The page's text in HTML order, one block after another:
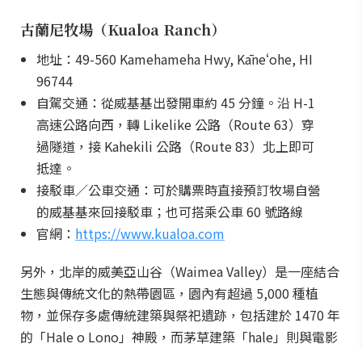
古蘭尼牧場（Kualoa Ranch）
地址：49-560 Kamehameha Hwy, Kāneʻohe, HI
96744
自駕交通：從威基基出發開車約 45 分鐘。沿 H-1
高速公路向西，轉 Likelike 公路（Route 63）穿
過隧道，接 Kahekili 公路（Route 83）北上即可
抵達。
接駁車／公車交通：可於購票時直接預訂牧場自營
的威基基來回接駁車；也可搭乘公車 60 號路線
官網： https://www.kualoa.com
另外，北岸的威美亞山谷（Waimea Valley）是一座結合
生態與傳統文化的熱帶園區，園內有超過 5,000 種植
物，並保存多處傳統建築與祭祀遺跡，包括建於 1470 年
的「Hale o Lono」神殿，而茅草建築「hale」則與電影